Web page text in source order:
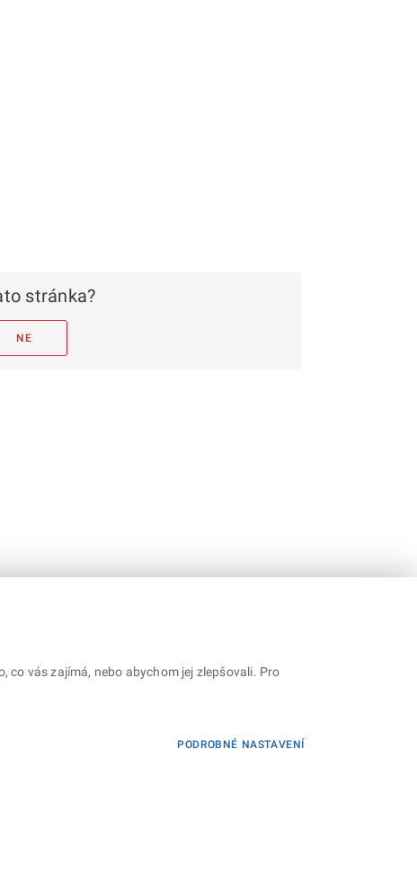
stránka?
NE
co vás zajímá, nebo abychom jej zlepšovali. Pro
PODROBNÉ NASTAVENÍ